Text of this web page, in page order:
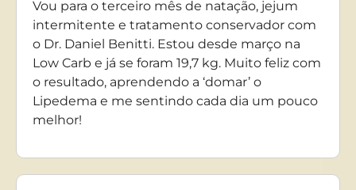
Vou para o terceiro mês de natação, jejum
intermitente e tratamento conservador com
o Dr. Daniel Benitti. Estou desde março na
Low Carb e já se foram 19,7 kg. Muito feliz com
o resultado, aprendendo a ‘domar’ o
Lipedema e me sentindo cada dia um pouco
melhor!